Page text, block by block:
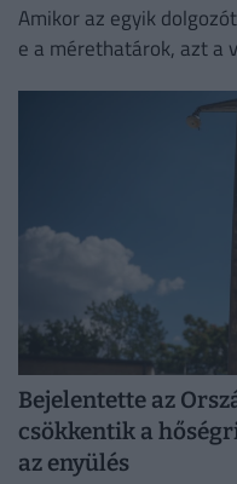
Amikor az egyik
e a mérethatárok, azt a
Bejelentette az
csökkentik a
az enyülés